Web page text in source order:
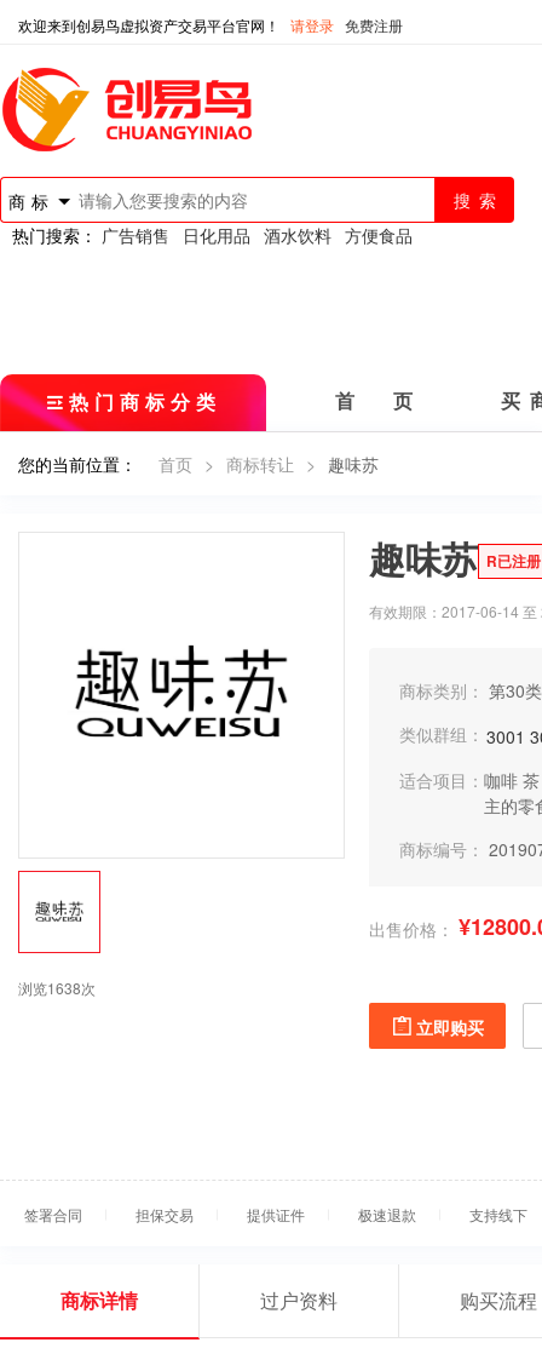
欢迎来到创易鸟虚拟资产交易平台官网！ 请登录 免费注册
商标
热门搜索： 广告销售 日化用品 酒水饮料 方便食品
热门商标分类 首 页 买
您的当前位置： 首页 > 商标转让 > 趣味苏
浏览1638次
趣味苏 R已注册
有效期限：2017-06-14
商标类别： 第30
类似群组： 3001
适合项目： 咖啡 茶
主的零
商标编号：
出售价格：
立即购买
签署合同 担保交易 提供证件 极速退款 支持线下
商标详情 过户资料 购买流程